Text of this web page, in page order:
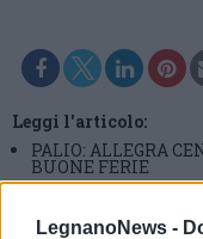
LegnanoNews -
Leggi l'articolo:
PALIO: ALLEGRA
BUONE FERIE